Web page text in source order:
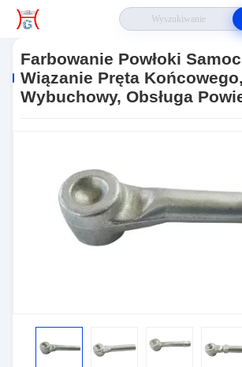
Samochodowej, Wiązanie Pręta Końcowego, Strzał
Powierzchni
Farbowanie Powłoki
Wiązanie Pręta
Wybuchowy, Obsługa